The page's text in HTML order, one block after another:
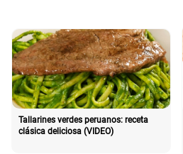
Tallarines verdes peruanos: receta
clásica deliciosa (VIDEO)